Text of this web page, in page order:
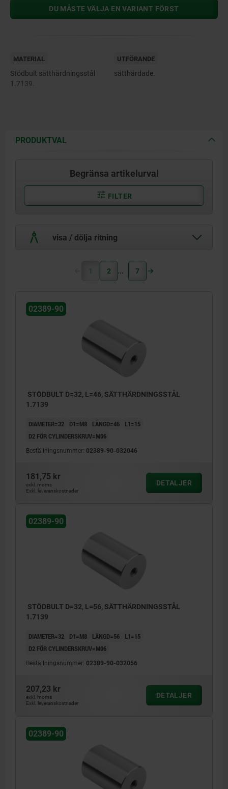
DU MÅSTE VÄLJA EN VARIANT FÖRST
MATERIAL
Stödbult sätthärdningsstål
1.7139.
UTFÖRANDE
sätthärdade.
PRODUKTVAL
Begränsa artikelurval
FILTER
visa / dölja ritning
1 2 7
02389-90
STÖDBULT D=32, L=46, SÄTTHÄRDNINGSSTÅL
1.7139
DIAMETER=32 D1=M8 LÄNGD=46
L1=15
D2 FÖR CYLINDERSKRUV=M06
Beställningsnummer: 02389-90-032046
181,75 kr
exkl. moms
Exkl. leveranskostnader
DETALJER
02389-90
STÖDBULT D=32, L=56, SÄTTHÄRDNINGSSTÅL
1.7139
DIAMETER=32 D1=M8 LÄNGD=56
L1=15
D2 FÖR CYLINDERSKRUV=M06
Beställningsnummer: 02389-90-032056
207,23 kr
exkl. moms
Exkl. leveranskostnader
DETALJER
02389-90